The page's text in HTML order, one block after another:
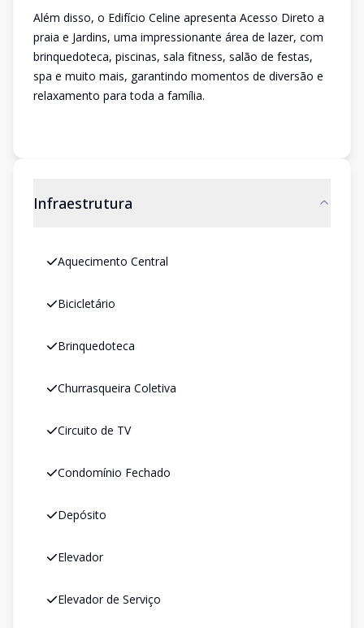
Além disso, o Edifício Celine apresenta Acesso Direto a
praia e Jardins, uma impressionante área de lazer, com
brinquedoteca, piscinas, sala fitness, salão de festas,
spa e muito mais, garantindo momentos de diversão e
relaxamento para toda a família.
Infraestrutura
Aquecimento Central
Bicicletário
Brinquedoteca
Churrasqueira Coletiva
Circuito de TV
Condomínio Fechado
Depósito
Elevador
Elevador de Serviço